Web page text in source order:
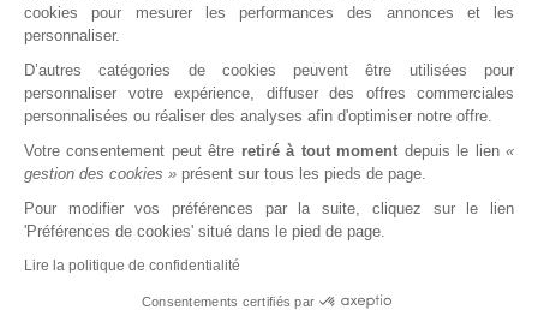
cookies pour mesurer les performances des annonces et les
personnaliser.
D’autres catégories de cookies peuvent être utilisées pour
personnaliser votre expérience, diffuser des offres commerciales
personnalisées ou réaliser des analyses afin d'optimiser notre offre.
Votre consentement peut être retiré à tout moment depuis le lien«
gestion des cookies » présent sur tous les pieds de page.
Pour modifier vos préférences par la suite, cliquez sur le lien
'Préférences de cookies' situé dans le pied de page.
Lire la politique de confidentialité
Consentements certifiés par
MENTIONS LÉGALES CGU CGS CHARTE VIE PRIVÉE